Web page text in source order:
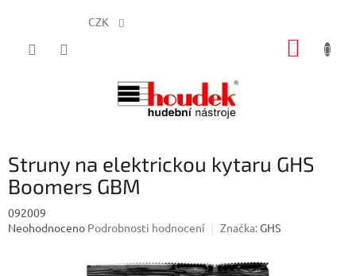
CZK
Struny na elektrickou kytaru GHS
Boomers GBM
092009
Průměrné
Neohodnoceno Podrobnosti hodnocení Značka:GHS